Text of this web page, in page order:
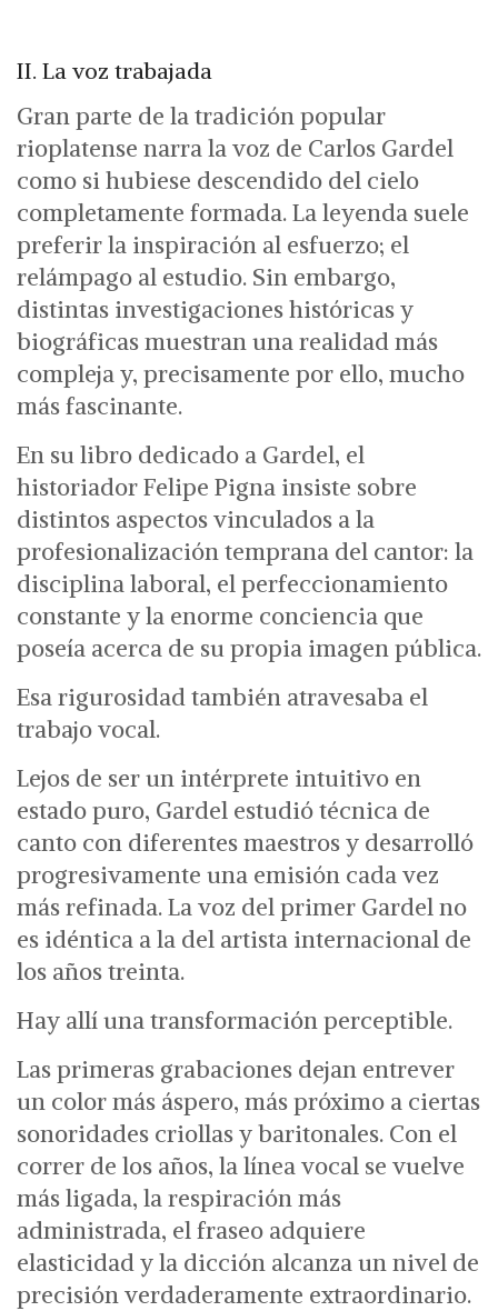
II. La voz trabajada
Gran parte de la tradición popular
rioplatense narra la voz de Carlos Gardel
como si hubiese descendido del cielo
completamente formada. La leyenda suele
preferir la inspiración al esfuerzo; el
relámpago al estudio. Sin embargo,
distintas investigaciones históricas y
biográficas muestran una realidad más
compleja y, precisamente por ello, mucho
más fascinante.
En su libro dedicado a Gardel, el
historiador Felipe Pigna insiste sobre
distintos aspectos vinculados a la
profesionalización temprana del cantor: la
disciplina laboral, el perfeccionamiento
constante y la enorme conciencia que
poseía acerca de su propia imagen pública.
Esa rigurosidad también atravesaba el
trabajo vocal.
Lejos de ser un intérprete intuitivo en
estado puro, Gardel estudió técnica de
canto con diferentes maestros y desarrolló
progresivamente una emisión cada vez
más refinada. La voz del primer Gardel no
es idéntica a la del artista internacional de
los años treinta.
Hay allí una transformación perceptible.
Las primeras grabaciones dejan entrever
un color más áspero, más próximo a ciertas
sonoridades criollas y baritonales. Con el
correr de los años, la línea vocal se vuelve
más ligada, la respiración más
administrada, el fraseo adquiere
elasticidad y la dicción alcanza un nivel de
precisión verdaderamente extraordinario.